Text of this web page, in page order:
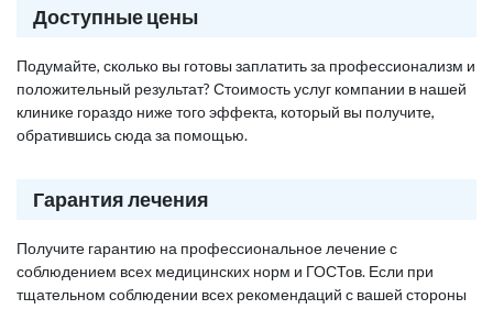
Доступные цены
Подумайте, сколько вы готовы заплатить за профессионализм и
положительный результат? Стоимость услуг компании в нашей
клинике гораздо ниже того эффекта, который вы получите,
обратившись сюда за помощью.
Гарантия лечения
Получите гарантию на профессиональное лечение с
соблюдением всех медицинских норм и ГОСТов. Если при
тщательном соблюдении всех рекомендаций с вашей стороны